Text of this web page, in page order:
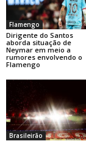
Flamengo
Dirigente do Santos
aborda situação de
Neymar em meio a
rumores envolvendo o
Flamengo
Brasileirão